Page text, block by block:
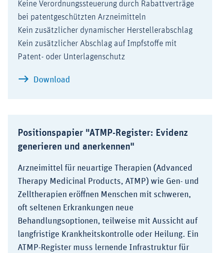
Keine Verordnungssteuerung durch Rabattverträge
bei patentgeschützten Arzneimitteln
Kein zusätzlicher dynamischer Herstellerabschlag
Kein zusätzlicher Abschlag auf Impfstoffe mit
Patent- oder Unterlagenschutz
Download
Positionspapier "ATMP-Register: Evidenz
generieren und anerkennen"
Arzneimittel für neuartige Therapien (Advanced
Therapy Medicinal Products, ATMP) wie Gen- und
Zelltherapien eröffnen Menschen mit schweren,
oft seltenen Erkrankungen neue
Behandlungsoptionen, teilweise mit Aussicht auf
langfristige Krankheitskontrolle oder Heilung. Ein
ATMP-Register muss lernende Infrastruktur für